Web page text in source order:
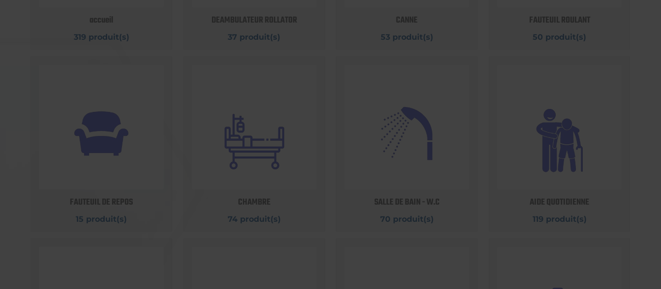
accueil
319 produit(s)
DEAMBULATEUR ROLLATOR
37 produit(s)
CANNE
53 produit(s)
FAUTEUIL ROULANT
50 produit(s)
FAUTEUIL DE REPOS
15 produit(s)
CHAMBRE
74 produit(s)
SALLE DE BAIN - W.C
70 produit(s)
AIDE QUOTIDIENNE
119 produit(s)